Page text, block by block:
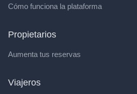
Cómo funciona la plataforma
Propietarios
Aumenta tus reservas
Viajeros